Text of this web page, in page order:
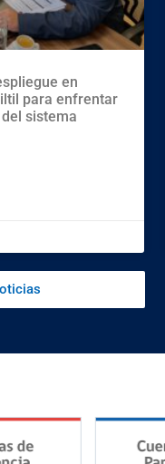
en
para enfrentar
sistema